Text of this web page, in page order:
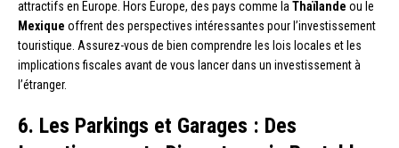
attractifs en Europe. Hors Europe, des pays comme la Thaïlande ou le
Mexique offrent des perspectives intéressantes pour l’investissement
touristique. Assurez-vous de bien comprendre les lois locales et les
implications fiscales avant de vous lancer dans un investissement à
l’étranger.
6. Les Parkings et Garages : Des